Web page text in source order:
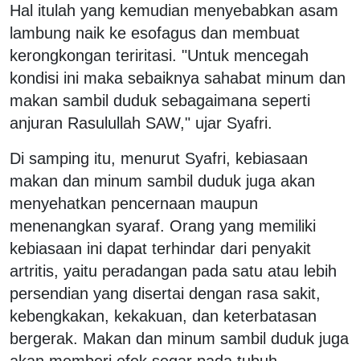
Hal itulah yang kemudian menyebabkan asam
lambung naik ke esofagus dan membuat
kerongkongan teriritasi. "Untuk mencegah
kondisi ini maka sebaiknya sahabat minum dan
makan sambil duduk sebagaimana seperti
anjuran Rasulullah SAW," ujar Syafri.
Di samping itu, menurut Syafri, kebiasaan
makan dan minum sambil duduk juga akan
menyehatkan pencernaan maupun
menenangkan syaraf. Orang yang memiliki
kebiasaan ini dapat terhindar dari penyakit
artritis, yaitu peradangan pada satu atau lebih
persendian yang disertai dengan rasa sakit,
kebengkakan, kekakuan, dan keterbatasan
bergerak. Makan dan minum sambil duduk juga